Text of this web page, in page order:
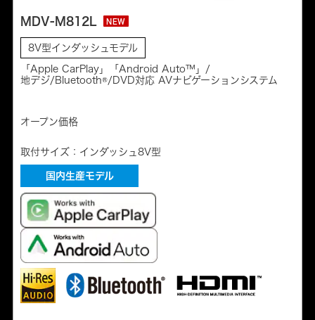
MDV-M812L NEW
8V型インダッシュモデル
「Apple CarPlay」「Android Auto™」/
地デジ/Bluetooth®/DVD対応 AVナビゲーションシステム
オープン価格
取付サイズ：インダッシュ8V型
国内生産モデル